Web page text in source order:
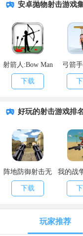
安卓抛物射击游戏
射箭人:Bow Man
下载
弓箭
好玩的射击游戏排
阵地防御射击无
限金币版
下载
我的战
盒射击
玩家推荐